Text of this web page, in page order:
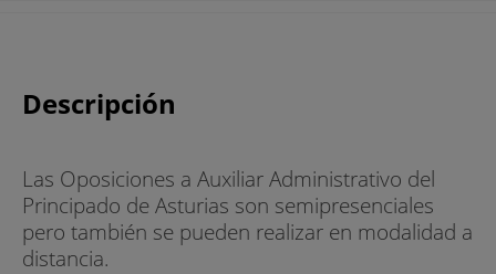
Descripción
Las Oposiciones a Auxiliar Administrativo del
Principado de Asturias son semipresenciales
pero también se pueden realizar en modalidad a
distancia.